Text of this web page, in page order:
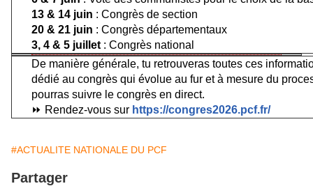
13 & 14 juin : Congrès de section
20 & 21 juin : Congrès départementaux
3, 4 & 5 juillet : Congrès national
De manière générale, tu retrouveras toutes ces
dédié au congrès qui évolue au fur et à mesure du
pourras suivre le congrès en direct.
⏩ Rendez-vous sur https://congres2026.pcf.fr/
#ACTUALITE NATIONALE DU PCF
Partager